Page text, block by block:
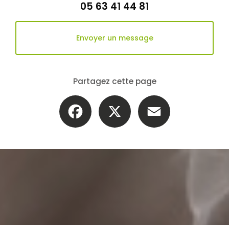
05 63 41 44 81
Envoyer un message
Partagez cette page
Facebook